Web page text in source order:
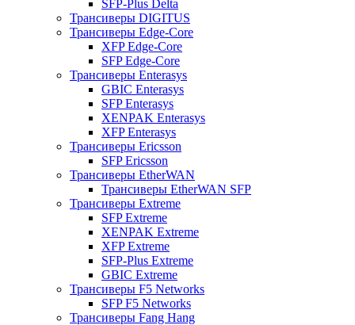
SFP-Plus Delta
Трансиверы DIGITUS
Трансиверы Edge-Core
XFP Edge-Core
SFP Edge-Core
Трансиверы Enterasys
GBIC Enterasys
SFP Enterasys
XENPAK Enterasys
XFP Enterasys
Трансиверы Ericsson
SFP Ericsson
Трансиверы EtherWAN
Трансиверы EtherWAN SFP
Трансиверы Extreme
SFP Extreme
XENPAK Extreme
XFP Extreme
SFP-Plus Extreme
GBIC Extreme
Трансиверы F5 Networks
SFP F5 Networks
Трансиверы Fang Hang